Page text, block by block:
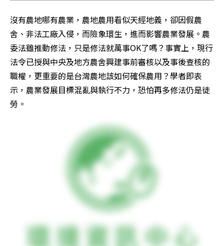
沒有農地哪有農業，農地農用看似天經地義，卻因假農
舍、非法工廠入侵，而險象環生，進而影響農業發展。農
委法雖推動修法，只是修法就萬事OK了嗎？事實上，現行
法令已授與中央及地方農舍興建事前審核以及事後查核的
職權，更重要的是台灣農地該如何確保農用？學者即表
示，農業發展目標混亂與執行不力，恐怕再多修法仍是徒
勞。